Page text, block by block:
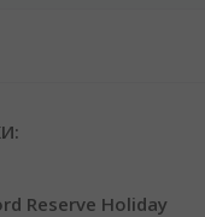
Reserve Holiday